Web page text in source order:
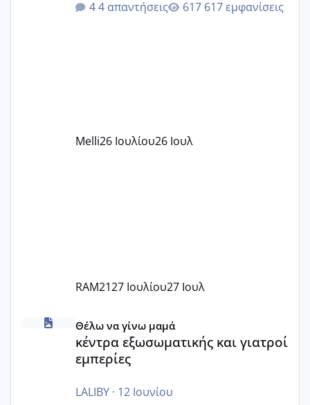
δίδακτρα και τα τροφεια του ιδιωτικού
Εγώ πήγα σε έναν ιδιωτικό παιδικό στ
4 απαντήσεις 617 εμφανίσεις
Melli26 Ιουλίου26 Ιουλ
RAM2127 Ιουλίου27 Ιουλ
κέντρα εξωσωματικής και γιατροί εμπερίες
Θέλω να γίνω μαμά
κέντρα εξωσωματικής και γιατροί
εμπερίες
LALIBY· 12 Ιουνίου